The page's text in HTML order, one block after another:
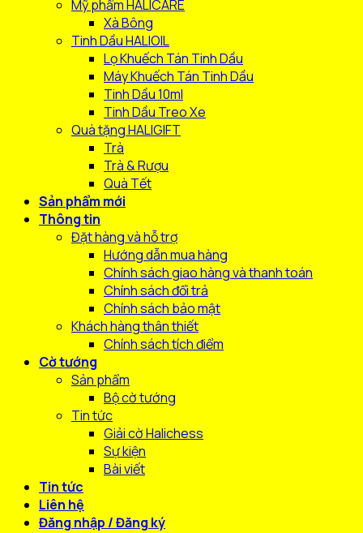
Mỹ phẩm HALICARE
Xà Bông
Tinh Dầu HALIOIL
Lọ Khuếch Tán Tinh Dầu
Máy Khuếch Tán Tinh Dầu
Tinh Dầu 10ml
Tinh Dầu Treo Xe
Quà tặng HALIGIFT
Trà
Trà & Rượu
Quà Tết
Sản phẩm mới
Thông tin
Đặt hàng và hỗ trợ
Hướng dẫn mua hàng
Chính sách giao hàng và thanh toán
Chính sách đổi trả
Chính sách bảo mật
Khách hàng thân thiết
Chính sách tích điểm
Cờ tướng
Sản phẩm
Bộ cờ tướng
Tin tức
Giải cờ Halichess
Sự kiện
Bài viết
Tin tức
Liên hệ
Đăng nhập / Đăng ký